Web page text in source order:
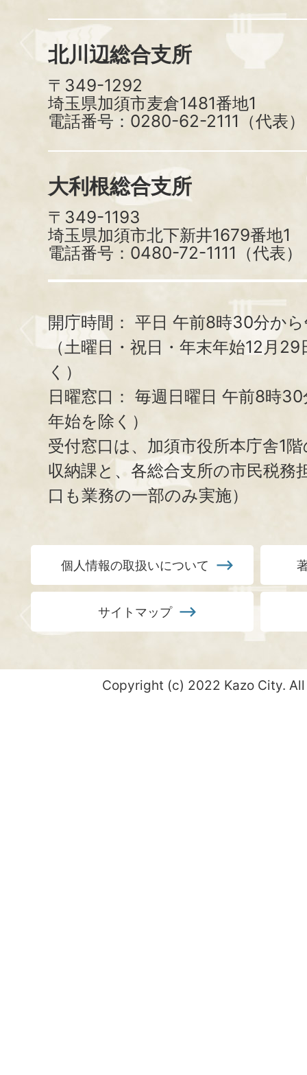
北川辺総合支所
〒349-1292
埼玉県加須市麦倉1481番地1
電話番号：0280-62-2111（代表）
大利根総合支所
〒349-1193
埼玉県加須市北下新井1679番地1
電話番号：0480-72-1111（代表）
開庁時間： 平日 午前8時30分か
（土曜日・祝日・年末年始12月
く）
日曜窓口： 毎週日曜日 午前8時
年始を除く）
受付窓口は、加須市役所本庁舎1
収納課と、 各総合支所の市民税務
口も業務の一部のみ実施）
個人情報の取扱いについて
サイトマップ
Copyright (c) 2022 Kazo City.